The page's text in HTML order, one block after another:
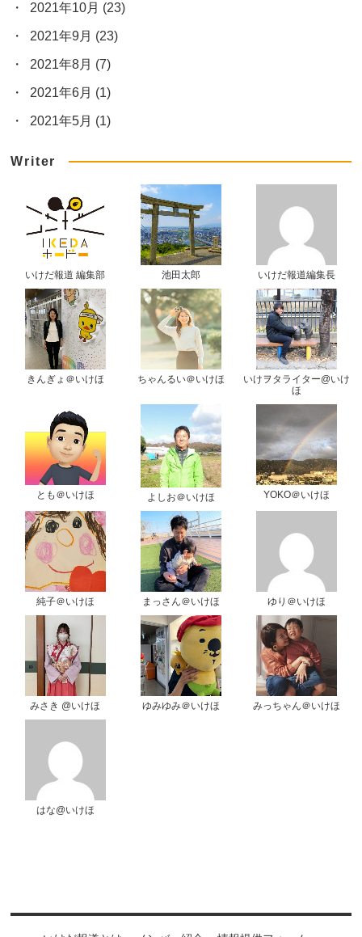
2021年10月 (23)
2021年9月 (23)
2021年8月 (7)
2021年6月 (1)
2021年5月 (1)
Writer
いけだ報道 編集部 池田太郎 いけだ報道編集長
きんぎょ＠いけほ ちゃんるい＠いけほ
いけヲタライター@いけ
ほ
とも＠いけほ よしお＠いけほ YOKO＠いけほ
純子＠いけほ まっさん＠いけほ ゆり＠いけほ
みさき @いけほ ゆみゆみ＠いけほ みっちゃん＠いけほ
はな@いけほ